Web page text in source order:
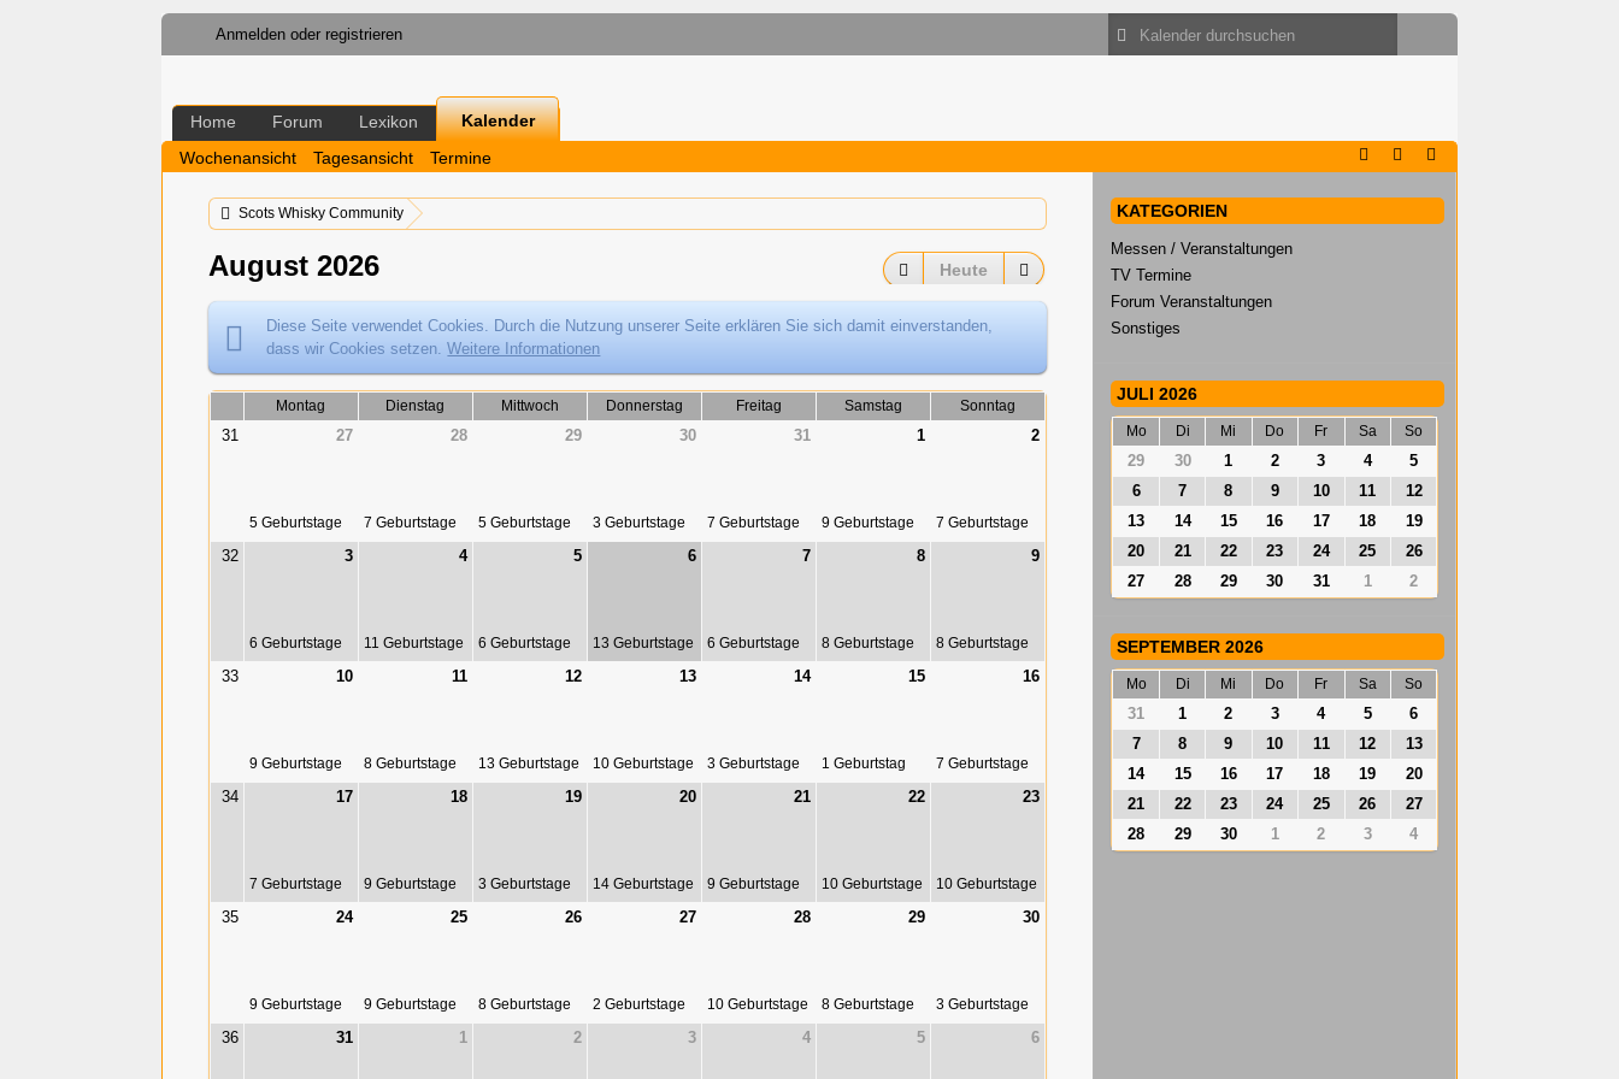
Anmelden oder registrieren
Home Forum Lexikon
Kalender
Wochenansicht
Tagesansicht Termine
Scots Whisky Community
August 2026 Heute
Diese Seite verwendet Cookies. Durch die Nutzung unserer Seite erklären Sie sich damit einverstanden,
dass wir Cookies setzen.Weitere Informationen
Montag Dienstag Mittwoch Donnerstag Freitag Samstag Sonntag
31 27
5 Geburtstage
28
7 Geburtstage
29
5 Geburtstage
30
3 Geburtstage
31
7 Geburtstage
1
9 Geburtstage
2
7 Geburtstage
32 3
6 Geburtstage
4
11 Geburtstage
5
6 Geburtstage
6
13 Geburtstage
7
6 Geburtstage
8
8 Geburtstage
9
8 Geburtstage
33 10
9 Geburtstage
11
8 Geburtstage
12
13 Geburtstage
13
10 Geburtstage
14
3 Geburtstage
15
1 Geburtstag
16
7 Geburtstage
34 17
7 Geburtstage
18
9 Geburtstage
19
3 Geburtstage
20
14 Geburtstage
21
9 Geburtstage
22
10 Geburtstage
23
10 Geburtstage
35 24
9 Geburtstage
25
9 Geburtstage
26
8 Geburtstage
27
2 Geburtstage
28
10 Geburtstage
29
8 Geburtstage
30
3 Geburtstage
36 31 1 2 3 4 5 6
KATEGORIEN
Messen / Veranstaltungen
TV Termine
Forum Veranstaltungen
Sonstiges
JULI 2026
Mo Di Mi Do Fr Sa So
29 30 1 2 3 4
5
6
7 8 9 10 11
12
13
14 15 16 17 18
19
20
21 22 23 24 25
26
27
28 29 30 31 1 2
SEPTEMBER 2026
Mo Di Mi Do Fr Sa So
31 1 2 3 4 5
6
7
8 9 10 11 12
13
14
15 16 17 18 19
20
21
22 23 24 25 26
27
28
29 30 1 2 3 4